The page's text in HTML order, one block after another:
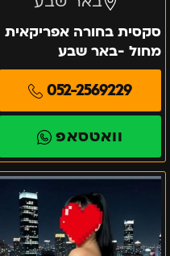
סקסית בחורה אפריקאית
מחול -באר שבע
052-2569229
וואטסאפ
באילת
מרוקאית
ישראלית